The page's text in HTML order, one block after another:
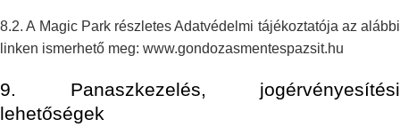
8.2. A Magic Park részletes Adatvédelmi tájékoztatója az alábbi
linken ismerhető meg: www.gondozasmentespazsit.hu
9. Panaszkezelés, jogérvényesítési
lehetőségek